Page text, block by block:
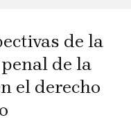
de la
de la
el derecho